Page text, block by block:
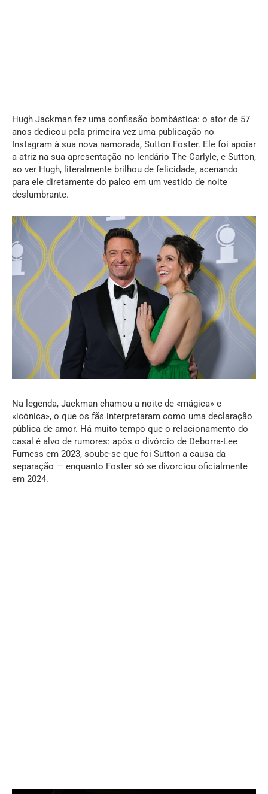
Hugh Jackman fez uma confissão bombástica: o ator de 57
anos dedicou pela primeira vez uma publicação no
Instagram à sua nova namorada, Sutton Foster. Ele foi apoiar
a atriz na sua apresentação no lendário The Carlyle, e Sutton,
ao ver Hugh, literalmente brilhou de felicidade, acenando
para ele diretamente do palco em um vestido de noite
deslumbrante.
Na legenda, Jackman chamou a noite de «mágica» e
«icónica», o que os fãs interpretaram como uma declaração
pública de amor. Há muito tempo que o relacionamento do
casal é alvo de rumores: após o divórcio de Deborra-Lee
Furness em 2023, soube-se que foi Sutton a causa da
separação — enquanto Foster só se divorciou oficialmente
em 2024.